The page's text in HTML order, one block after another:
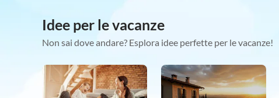
Idee per le vacanze
Non sai dove andare? Esplora idee perfette per le vacanze!